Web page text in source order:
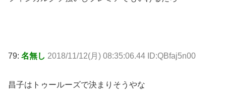
79: 名無し 2018/11/12(月) 08:35:06.44 ID:QBfaj5n00
昌子はトゥールーズで決まりそうやな